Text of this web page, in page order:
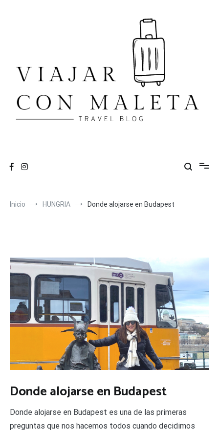
Inicio HUNGRIA Donde alojarse en Budapest
Donde alojarse en Budapest
Donde alojarse en Budapest es una de las primeras
preguntas que nos hacemos todos cuando decidimos